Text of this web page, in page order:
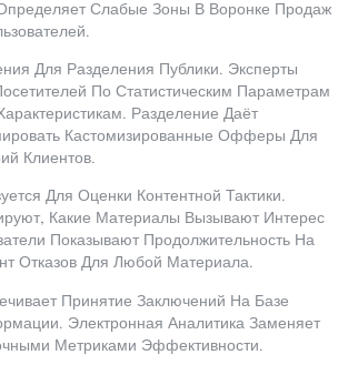
Слабые Зоны В Воронке Продаж
Для Разделения Публики. Эксперты
По Статистическим Параметрам
Разделение Даёт
Кастомизированные Офферы Для
Клиентов.
Для Оценки Контентной Тактики.
Какие Материалы Вызывают Интерес
Показывают Продолжительность На
Отказов Для Любой Материала.
Принятие Заключений На Базе
Электронная Аналитика Заменяет
Метриками Эффективности.